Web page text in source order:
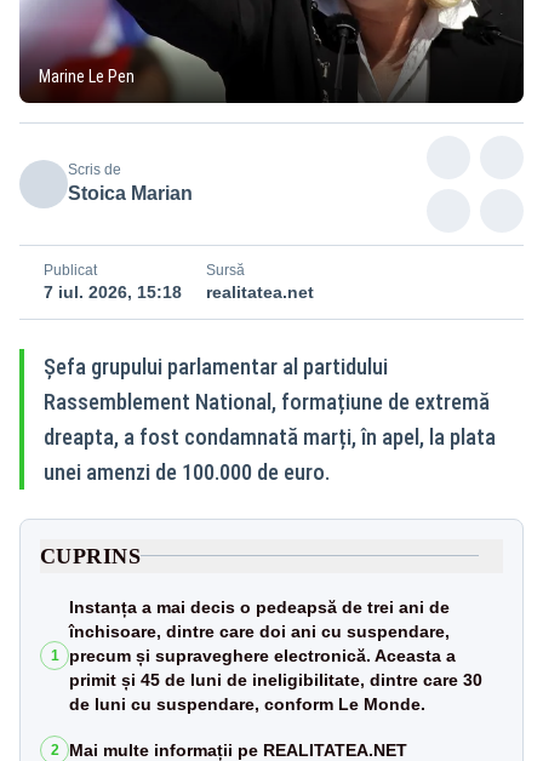
Marine Le Pen
Scris de
Stoica Marian
Publicat
7 iul. 2026, 15:18
Sursă
realitatea.net
Șefa grupului parlamentar al partidului
Rassemblement National, formațiune de extremă
dreapta, a fost condamnată marți, în apel, la plata
unei amenzi de 100.000 de euro.
CUPRINS
1
Instanța a mai decis o pedeapsă de trei ani de
închisoare, dintre care doi ani cu suspendare,
precum și supraveghere electronică. Aceasta a
primit și 45 de luni de ineligibilitate, dintre care 30
de luni cu suspendare, conform Le Monde.
2 Mai multe informații pe REALITATEA.NET